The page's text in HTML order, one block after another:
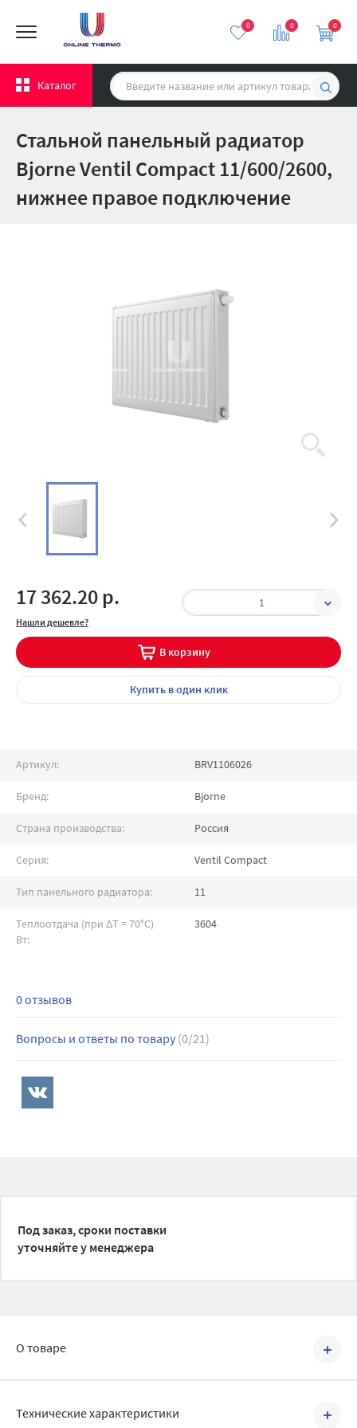
0 0
Каталог
0
Стальной панельный радиатор
Bjorne Ventil Compact 11/600/2600,
нижнее правое подключение
17 362.20 р.
Нашли дешевле?
1
В корзину
Купитьв один клик
Артикул: BRV1106026
Бренд: Bjorne
Страна производства: Россия
Серия: Ventil Compact
Тип панельного радиатора: 11
Теплоотдача (при ∆T = 70°C)
Вт:
3604
0 отзывов
Вопросы и ответы по товару (0/21)
Под заказ, сроки поставки
уточняйте у менеджера
О товаре
Технические характеристики